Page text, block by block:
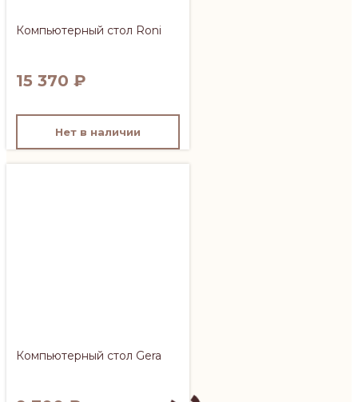
Компьютерный стол Roni
15 370 ₽
Нет в наличии
Компьютерный стол Gera